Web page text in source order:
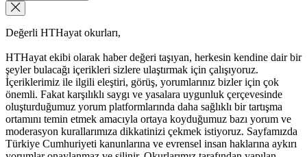
Değerli HTHayat okurları,
HTHayat ekibi olarak haber değeri taşıyan, herkesin kendine dair bir
şeyler bulacağı içerikleri sizlere ulaştırmak için çalışıyoruz.
İçeriklerimiz ile ilgili eleştiri, görüş, yorumlarınız bizler için çok
önemli. Fakat karşılıklı saygı ve yasalara uygunluk çerçevesinde
oluşturduğumuz yorum platformlarında daha sağlıklı bir tartışma
ortamını temin etmek amacıyla ortaya koyduğumuz bazı yorum ve
moderasyon kurallarımıza dikkatinizi çekmek istiyoruz. Sayfamızda
Türkiye Cumhuriyeti kanunlarına ve evrensel insan haklarına aykırı